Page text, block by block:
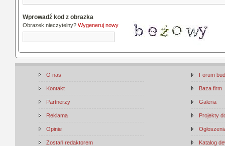
Wprowadź kod z obrazka
Obrazek nieczytelny? Wygeneruj nowy
O nas
Kontakt
Partnerzy
Reklama
Opinie
Zostań redaktorem
Forum
Baza firm
Galeria
Projekty
Katalog